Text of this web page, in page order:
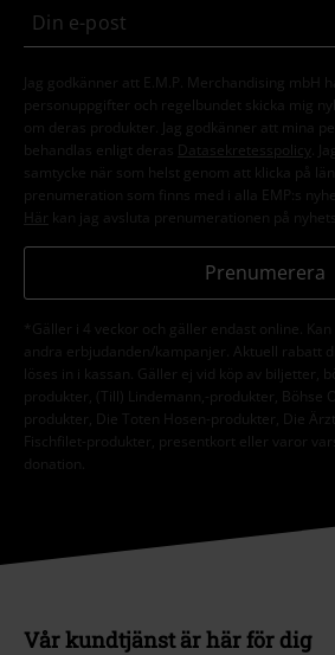
Jag godkänner att E.M.P. Merchandising mbH
personuppgifter och regelbundet skicka mig
om deras produkter. Jag godkänner att mina
behandlas enligt deras
Datasekretesspolicy
.
samtycke när som helst genom att klicka på
prenumeration som finns med i alla EMP:s
Här kan jag avsluta prenumerationen på
Prenumerera
*Gäller i 4 veckor och gäller endast online.
andra erbjudanden/kampanjer. Aktuell rabatt
löses in i kassan. Gäller ej vid köp av biljetter,
produkter, (Till) Lindemann,-produkter, Böhse
produkter, Die Toten Hosen-produkter, Die
Fischfilet-produkter, presentkort eller varor
donation.
Vår kundtjänst är här för dig